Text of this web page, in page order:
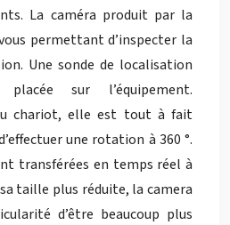
La caméra produit par la
permettant d’inspecter la
Une sonde de localisation
sur l’équipement.
chariot, elle est tout à fait
une rotation à 360 °.
transférées en temps réel à
taille plus réduite, la camera
d’être beaucoup plus